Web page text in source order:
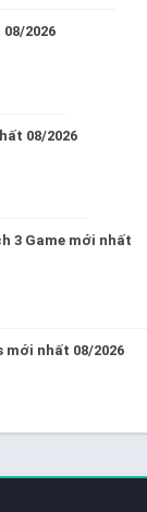
2026
08/2026
3 Game mới nhất
mới nhất 08/2026